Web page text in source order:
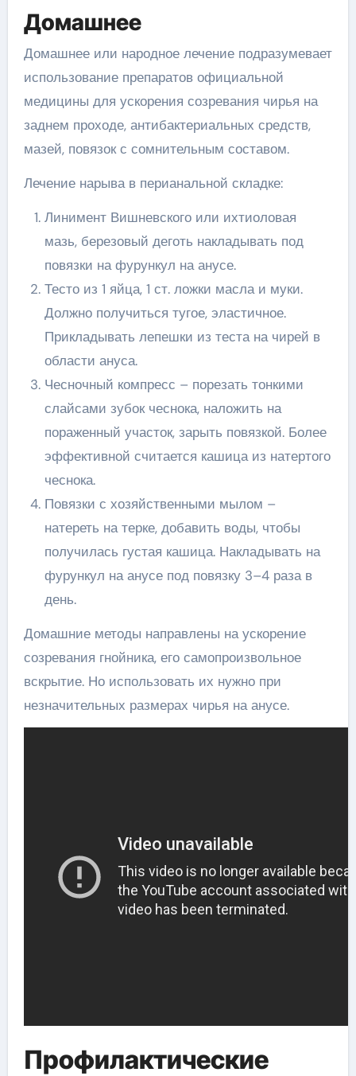
Домашнее
Домашнее или народное лечение подразумевает
использование препаратов официальной
медицины для ускорения созревания чирья на
заднем проходе, антибактериальных средств,
мазей, повязок с сомнительным составом.
Лечение нарыва в перианальной складке:
Линимент Вишневского или ихтиоловая
мазь, березовый деготь накладывать под
повязки на фурункул на анусе.
Тесто из 1 яйца, 1 ст. ложки масла и муки.
Должно получиться тугое, эластичное.
Прикладывать лепешки из теста на чирей в
области ануса.
Чесночный компресс – порезать тонкими
слайсами зубок чеснока, наложить на
пораженный участок, зарыть повязкой. Более
эффективной считается кашица из натертого
чеснока.
Повязки с хозяйственными мылом –
натереть на терке, добавить воды, чтобы
получилась густая кашица. Накладывать на
фурункул на анусе под повязку 3–4 раза в
день.
Домашние методы направлены на ускорение
созревания гнойника, его самопроизвольное
вскрытие. Но использовать их нужно при
незначительных размерах чирья на анусе.
Профилактические